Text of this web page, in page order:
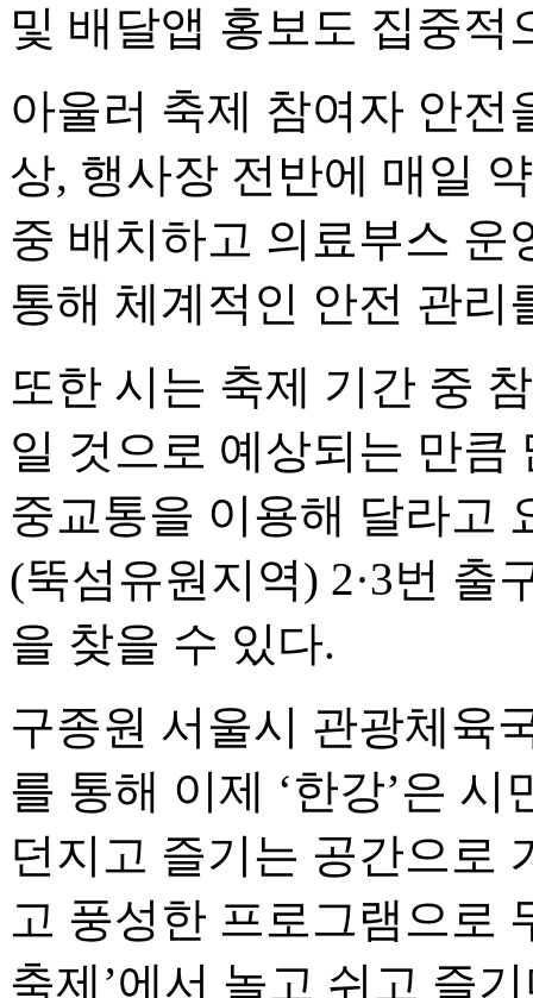
및 배달앱 홍보도 집중적
아울러 축제 참여자 안전
상, 행사장 전반에 매일
중 배치하고 의료부스 운
통해 체계적인 안전 관리
또한 시는 축제 기간 중
일 것으로 예상되는 만큼
중교통을 이용해 달라고
(뚝섬유원지역) 2·3번 출
을 찾을 수 있다.
구종원 서울시 관광체육
를 통해 이제 ‘한강’은
던지고 즐기는 공간으로
고 풍성한 프로그램으로
축제’에서 놀고 쉬고 즐